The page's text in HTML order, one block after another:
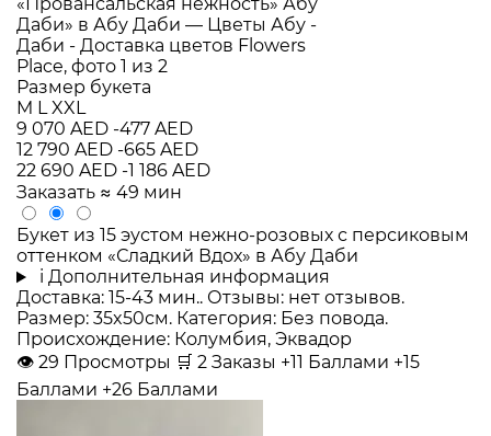
Размер букета
M LXXL
9 070 AED -477 AED
12 790 AED -665 AED
22 690 AED -1 186 AED
Заказать ≈ 49 мин
Букет из 15 эустом нежно-розовых с персиковым
оттенком «Сладкий Вдох» в Абу Даби
i Дополнительная информация
Доставка: 15-43 мин.. Отзывы: нет отзывов.
Размер: 35x50см. Категория: Без повода.
Происхождение: Колумбия, Эквадор
👁 29 Просмотры 🛒 2 Заказы +11 Баллами +15
Баллами +26 Баллами